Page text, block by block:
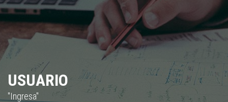
USUARIO
"Ingresa"